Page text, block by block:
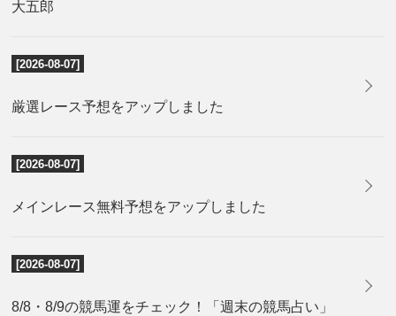
大五郎
[2026-08-07]
厳選レース予想をアップしました
[2026-08-07]
メインレース無料予想をアップしました
[2026-08-07]
8/8・8/9の競馬運をチェック！「週末の競馬占い」